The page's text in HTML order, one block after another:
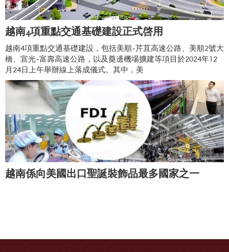
越南4項重點交通基礎建設正式啓用
越南4項重點交通基礎建設，包括美順-芹苴高速公路、美順2號大
橋、宣光-富壽高速公路，以及奠邊機場擴建等項目於2024年12
月24日上午舉辦線上落成儀式。其中，美
越南係向美國出口聖誕裝飾品最多國家之一